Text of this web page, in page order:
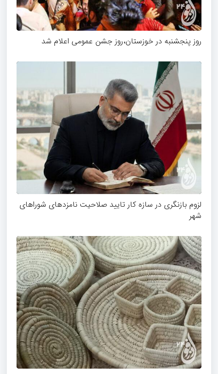
روز پنجشنبه در خوزستان،روز جشن عمومی اعلام شد
لزوم بازنگری در سازه کار تایید صلاحیت نامزدهای شوراهای
شهر